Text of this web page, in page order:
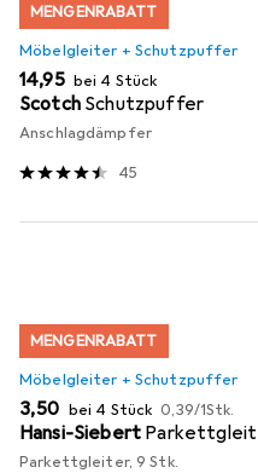
MENGENRABATT
Möbelgleiter + Schutzpuffer
EUR
14,95 bei 4 Stück
Scotch Schutzpuffer
Anschlagdämpfer
45
MENGENRABATT
Möbelgleiter + Schutzpuffer
EUR
3,50 bei 4 Stück EUR
0,39/1Stk.
Hansi-Siebert
Parkettgleiter, 9 Stk.